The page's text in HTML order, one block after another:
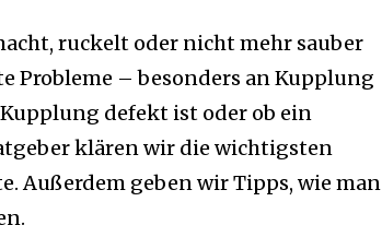
ruckelt oder nicht mehr sauber
Probleme – besonders an Kupplung
defekt ist oder ob ein
klären wir die wichtigsten
Außerdem geben wir Tipps, wie man